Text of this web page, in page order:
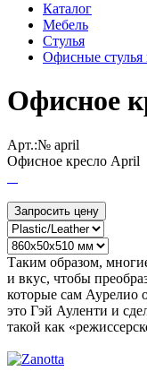
Каталог
Мебель
Стулья
Офисные стулья
Офисное
Арт.:№ april
Офисное кресло April
Запросить цену
Таким образом,
и вкус, чтобы
которые сам Аурелио
это Гэй Ауленти и
такой как